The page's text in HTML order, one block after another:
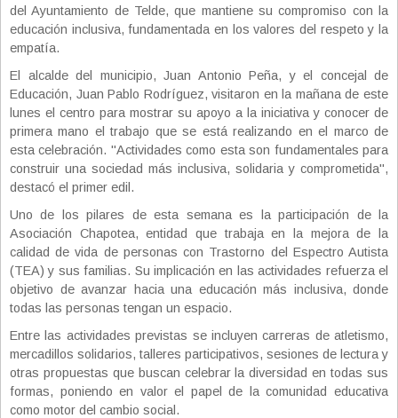
del Ayuntamiento de Telde, que mantiene su compromiso con la
educación inclusiva, fundamentada en los valores del respeto y la
empatía.
El alcalde del municipio, Juan Antonio Peña, y el concejal de
Educación, Juan Pablo Rodríguez, visitaron en la mañana de este
lunes el centro para mostrar su apoyo a la iniciativa y conocer de
primera mano el trabajo que se está realizando en el marco de
esta celebración. "Actividades como esta son fundamentales para
construir una sociedad más inclusiva, solidaria y comprometida",
destacó el primer edil.
Uno de los pilares de esta semana es la participación de la
Asociación Chapotea, entidad que trabaja en la mejora de la
calidad de vida de personas con Trastorno del Espectro Autista
(TEA) y sus familias. Su implicación en las actividades refuerza el
objetivo de avanzar hacia una educación más inclusiva, donde
todas las personas tengan un espacio.
Entre las actividades previstas se incluyen carreras de atletismo,
mercadillos solidarios, talleres participativos, sesiones de lectura y
otras propuestas que buscan celebrar la diversidad en todas sus
formas, poniendo en valor el papel de la comunidad educativa
como motor del cambio social.